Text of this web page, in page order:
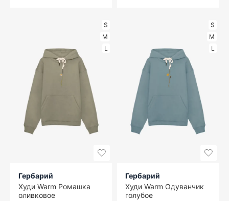
S
M
L
Гербарий
Худи Warm Ромашка
оливковое
S
M
L
Гербарий
Худи Warm Одуванчик
голубое